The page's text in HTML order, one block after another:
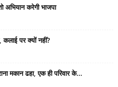
अभियान करेगी भाजपा
कलाई पर क्यों नहीं?
मकान ढहा, एक ही परिवार के...